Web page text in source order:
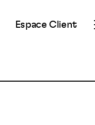
Espace Client